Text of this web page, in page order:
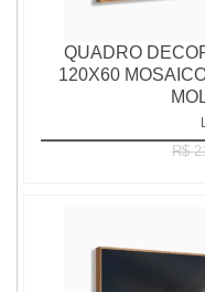
QUADRO
120X60
R$